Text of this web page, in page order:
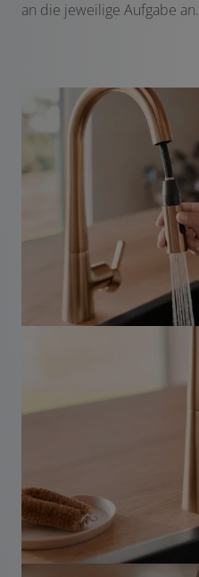
an die jeweilige Aufgabe an.